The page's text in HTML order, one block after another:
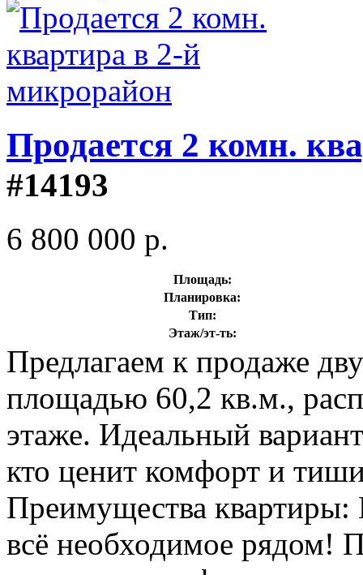
Продается 2 комн.
#14193
6 800 000 р.
Площадь:
Планировка:
Тип:
Этаж/эт-ть:
Предлагаем к продаже
площадью 60,2 кв.м.,
этаже. Идеальный
кто ценит комфорт и
Преимущества квартиры:
всё необходимое рядом!